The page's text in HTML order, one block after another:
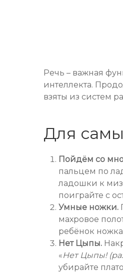
Речь – важная
интеллекта.
взяты из систем
Для
Пойдём со
пальцем по
ладошки к
поиграйте с
Умные ножки.
махровое
ребёнок
Нет Цыпы.
«Нет Цыпы!
убирайте